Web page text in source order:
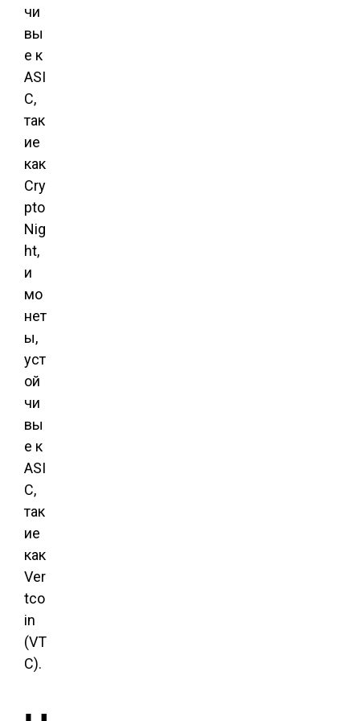
чи
вы
е к
ASI
C,
так
ие
как
Cry
pto
Nig
ht,
и
мо
нет
ы,
уст
ой
чи
вы
е к
ASI
C,
так
ие
как
Ver
tco
in
(VT
C).